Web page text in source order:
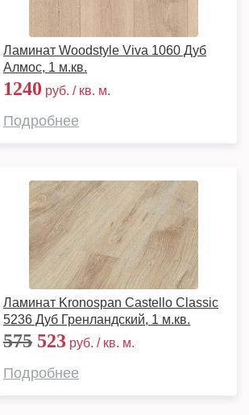
Ламинат Woodstyle Viva 1060 Дуб
Алмос, 1 м.кв.
1240 руб. / кв. м.
Подробнее
Ламинат Kronospan Castello Classic
5236 Дуб Гренландский, 1 м.кв.
575 523 руб. / кв. м.
Подробнее